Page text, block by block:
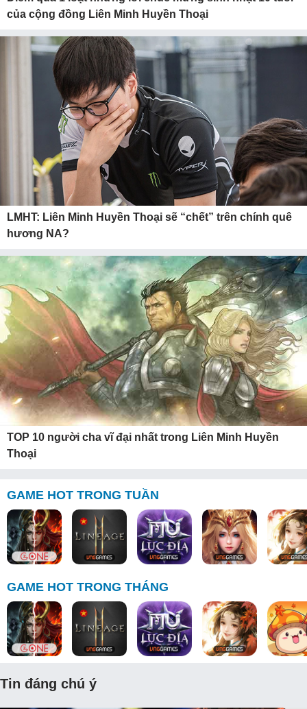
của cộng đồng Liên Minh Huyền Thoại
LMHT: Liên Minh Huyền Thoại sẽ “chết” trên chính quê
hương NA?
TOP 10 người cha vĩ đại nhất trong Liên Minh Huyền
Thoại
GAME HOT TRONG TUẦN
GAME HOT TRONG THÁNG
Tin đáng chú ý